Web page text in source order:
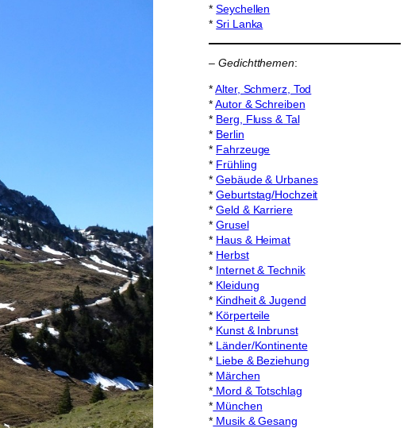
*Seychellen
*Sri Lanka
–Gedichtthemen:
*Alter, Schmerz, Tod
*Autor & Schreiben
* Berg, Fluss & Tal
* Berlin
* Fahrzeuge
* Frühling
*Gebäude & Urbanes
*Geburtstag/Hochzeit
*Geld & Karriere
*Grusel
* Haus & Heimat
* Herbst
* Internet & Technik
* Kleidung
* Kindheit & Jugend
* Körperteile
* Kunst & Inbrunst
* Länder/Kontinente
* Liebe & Beziehung
* Märchen
* Mord & Totschlag
* München
* Musik & Gesang